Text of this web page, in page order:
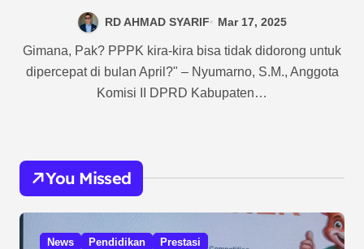
RD AHMAD SYARIF Mar 17, 2025
Gimana, Pak? PPPK kira-kira bisa tidak didorong untuk
dipercepat di bulan April?" – Nyumarno, S.M., Anggota
Komisi II DPRD Kabupaten…
You Missed
News Pendidikan Prestasi